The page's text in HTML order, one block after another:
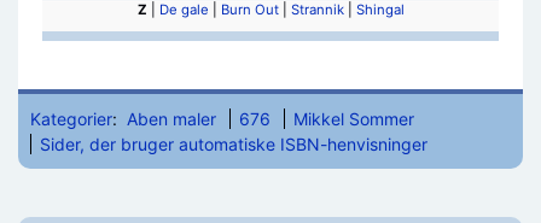
Z De gale Burn Out| Strannik| Shingal
Kategorier: Aben maler 676
Mikkel Sommer
Sider, der bruger automatiske ISBN-henvisninger